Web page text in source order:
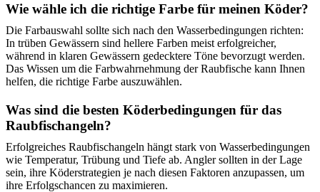
Wie wähle ich die richtige Farbe für meinen Köder?
Die Farbauswahl sollte sich nach den Wasserbedingungen richten:
In trüben Gewässern sind hellere Farben meist erfolgreicher,
während in klaren Gewässern gedecktere Töne bevorzugt werden.
Das Wissen um die Farbwahrnehmung der Raubfische kann Ihnen
helfen, die richtige Farbe auszuwählen.
Was sind die besten Köderbedingungen für das
Raubfischangeln?
Erfolgreiches Raubfischangeln hängt stark von Wasserbedingungen
wie Temperatur, Trübung und Tiefe ab. Angler sollten in der Lage
sein, ihre Köderstrategien je nach diesen Faktoren anzupassen, um
ihre Erfolgschancen zu maximieren.